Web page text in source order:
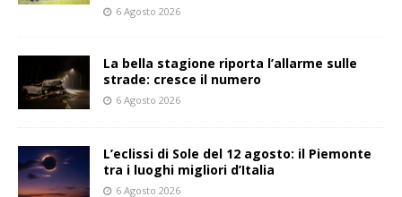
6 Agosto 2026
La bella stagione riporta l’allarme sulle
strade: cresce il numero
6 Agosto 2026
L’eclissi di Sole del 12 agosto: il Piemonte
tra i luoghi migliori d’Italia
6 Agosto 2026